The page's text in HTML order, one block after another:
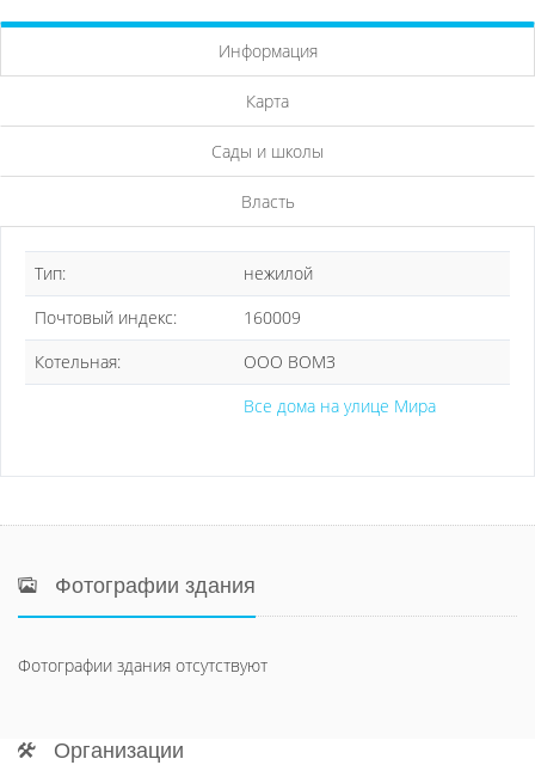
Информация
Карта
Сады и школы
Власть
Тип:
нежилой
Почтовый индекс:
160009
Котельная:
ООО ВОМЗ
Все дома на улице Мира
Фотографии здания
Фотографии здания отсутствуют
Организации